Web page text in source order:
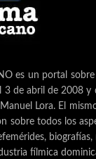
es un portal
3 de abril de 2008 y
Lora. El
sobre todos los
fílmica